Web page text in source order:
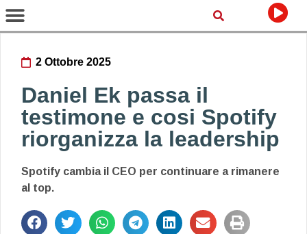
2 Ottobre 2025
Daniel Ek passa il
testimone e cosi Spotify
riorganizza la leadership
Spotify cambia il CEO per continuare a rimanere
al top.